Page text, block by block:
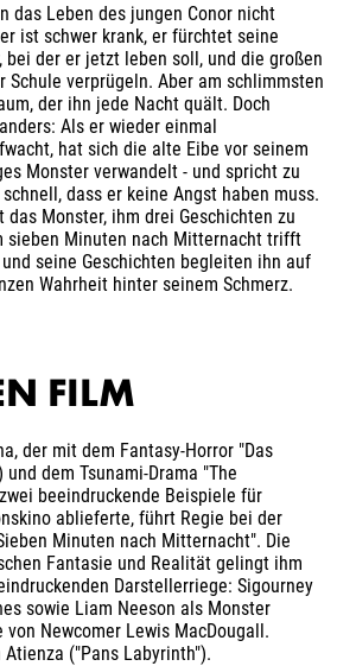
das Leben des jungen Conor nicht
ist schwer krank, er fürchtet seine
bei der er jetzt leben soll, und die großen
Schule verprügeln. Aber am schlimmsten
der ihn jede Nacht quält. Doch
Als er wieder einmal
hat sich die alte Eibe vor seinem
Monster verwandelt - und spricht zu
dass er keine Angst haben muss.
Monster, ihm drei Geschichten zu
sieben Minuten nach Mitternacht trifft
seine Geschichten begleiten ihn auf
Wahrheit hinter seinem Schmerz.
FILM
der mit dem Fantasy-Horror "Das
dem Tsunami-Drama "The
beeindruckende Beispiele für
ablieferte, führt Regie bei der
Minuten nach Mitternacht". Die
Fantasie und Realität gelingt ihm
Darstellerriege: Sigourney
sowie Liam Neeson als Monster
Newcomer Lewis MacDougall.
("Pans Labyrinth").